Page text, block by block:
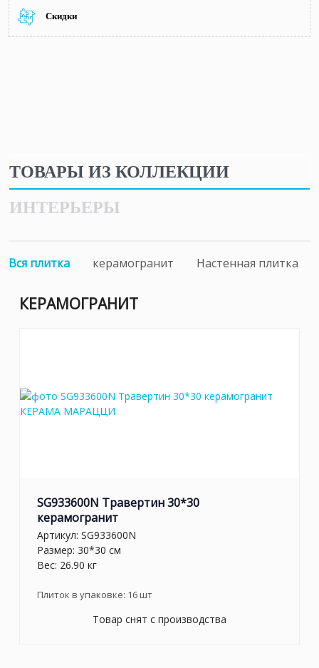
Скидки
ТОВАРЫ ИЗ КОЛЛЕКЦИИ
ИНТЕРЬЕРЫ
Вся плитка керамогранит Настенная плитка
КЕРАМОГРАНИТ
SG933600N Травертин 30*30
керамогранит
Артикул: SG933600N
Размер: 30*30 см
Вес: 26.90 кг
Плиток в упаковке: 16шт
Товар снят с производства